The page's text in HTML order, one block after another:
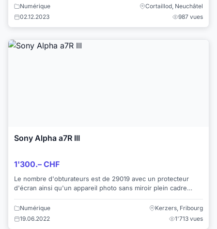
Numérique
Cortaillod, Neuchâtel
02.12.2023
987 vues
Sony Alpha a7R III
1'300.– CHF
Le nombre d'obturateurs est de 29019 avec un protecteur
d'écran ainsi qu'un appareil photo sans miroir plein cadre
Numérique
Kerzers, Fribourg
19.06.2022
1'713 vues